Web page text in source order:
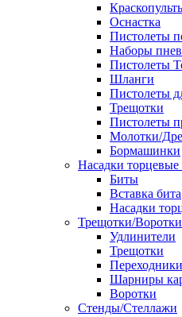
Оснастка
Пистолеты
Наборы
Пистолеты
Шланги
Пистолеты
Трещотки
Пистолеты
Молотки/
Бормашинки
Насадки
Биты
Вставка бита
Насадки
Трещотки/
Удлинители
Трещотки
Шарниры
Воротки
Стенды/Стеллажи